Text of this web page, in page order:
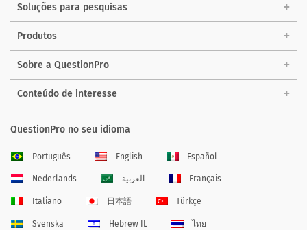
Soluções para pesquisas
Produtos
Sobre a QuestionPro
Conteúdo de interesse
QuestionPro no seu idioma
Português English Español
Nederlands العربية Français
Italiano 日本語 Türkçe
Svenska Hebrew IL ไทย